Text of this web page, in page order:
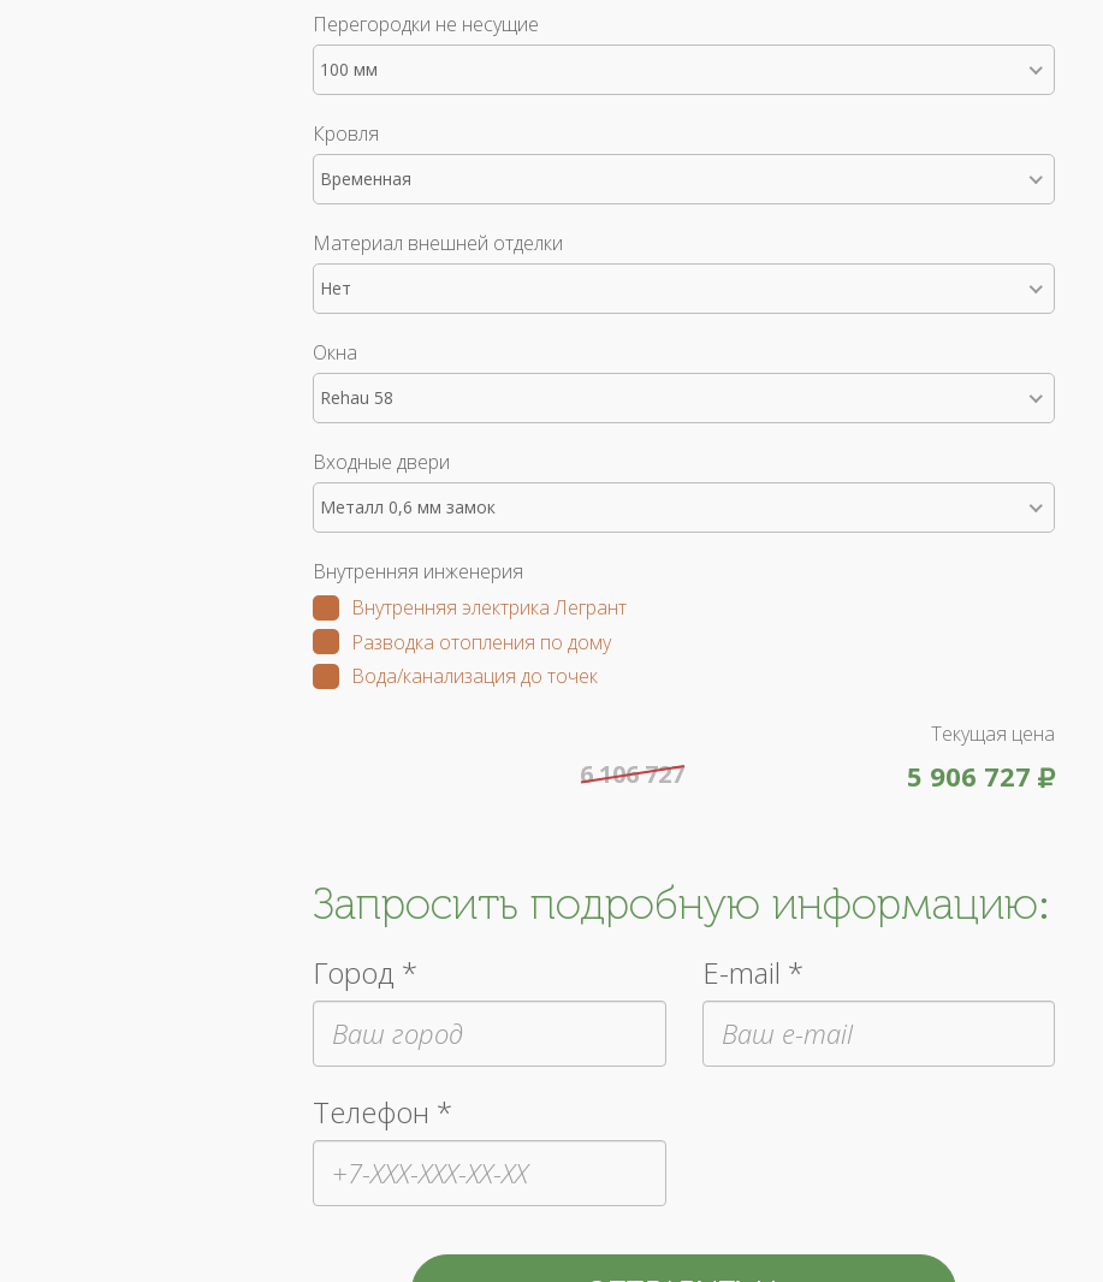
Перегородки не несущие
100 мм
Кровля
Временная
Материал внешней отделки
Нет
Окна
Rehau 58
Входные двери
Металл 0,6 мм замок
Внутренняя инженерия
Внутренняя электрика Легрант
Разводка отопления по дому
Вода/канализация до точек
Текущая цена
5 906 727
6 106 727
Запросить подробную информацию:
Город * E-mail *
Телефон *